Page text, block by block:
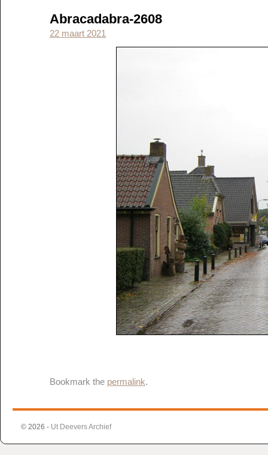
Abracadabra-2608
22 maart 2021
Bookmark the permalink.
© 2026 - Ut Deevers Archief